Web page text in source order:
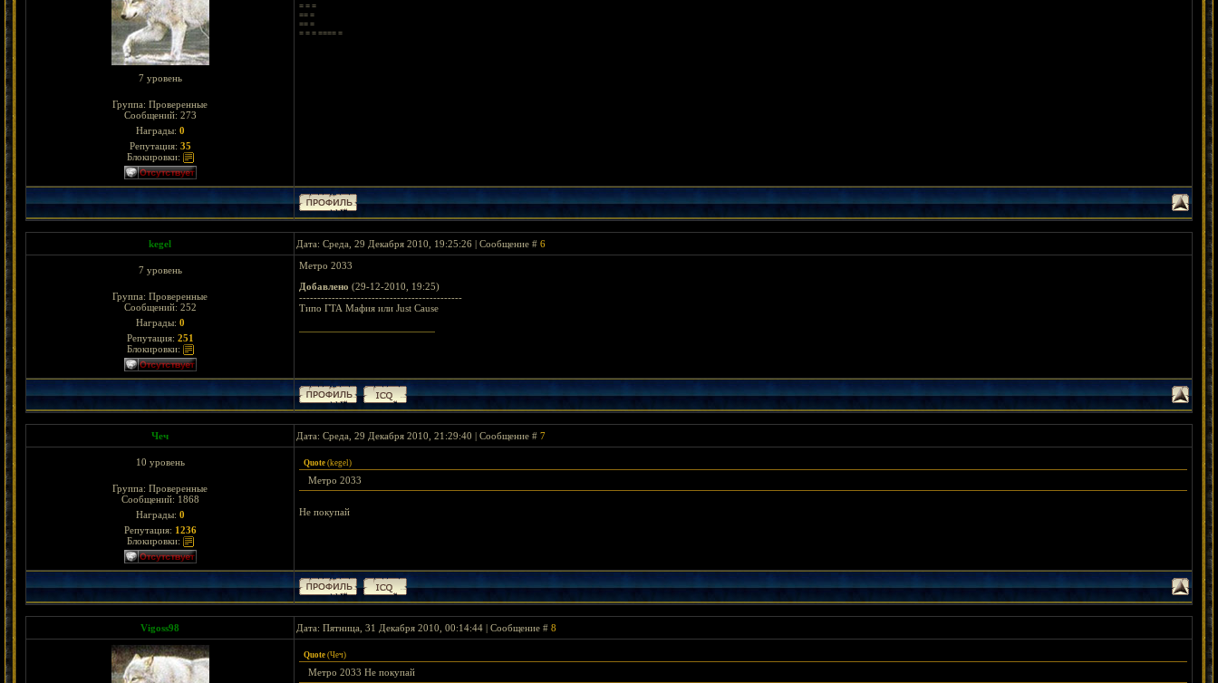
7 уровень
Группа: Проверенные
Сообщений: 273
Награды: 0
Репутация: 35
Блокировки:
= = =
== =
== =
= = = ==== =
kegel Дата: Среда, 29 Декабря 2010, 19:25:26 | Сообщение # 6
7 уровень
Группа: Проверенные
Сообщений: 252
Награды: 0
Репутация: 251
Блокировки:
Метро 2033
Добавлено (29-12-2010, 19:25)
---------------------------------------------
Типо ГТА Мафия или Just Cause
Чеч Дата: Среда, 29 Декабря 2010, 21:29:40 | Сообщение # 7
10 уровень
Группа: Проверенные
Сообщений: 1868
Награды: 0
Репутация: 1236
Блокировки:
Quote (kegel)
Метро 2033
Не покупай
Vigoss98 Дата: Пятница, 31 Декабря 2010, 00:14:44 | Сообщение # 8
Quote (Чеч)
Метро 2033 Не покупай